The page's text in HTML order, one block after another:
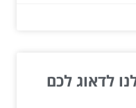
לדאוג לכם